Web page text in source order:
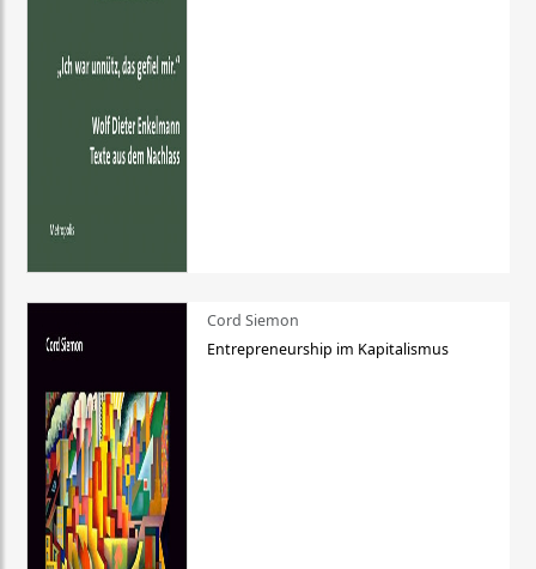
Cord Siemon
Entrepreneurship im Kapitalismus